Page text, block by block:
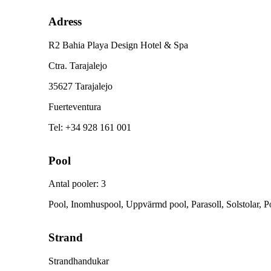
Adress
R2 Bahia Playa Design Hotel & Spa
Ctra. Tarajalejo
35627 Tarajalejo
Fuerteventura
Tel: +34 928 161 001
Pool
Antal pooler: 3
Pool, Inomhuspool, Uppvärmd pool, Parasoll, Solstolar,
Strand
Strandhandukar